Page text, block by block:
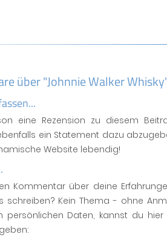
über "Johnnie Walker
eine Rezension zu diesem
ein Statement dazu
Website lebendig!
Kommentar über deine
schreiben? Kein Thema - ohne
Daten, kannst du hier